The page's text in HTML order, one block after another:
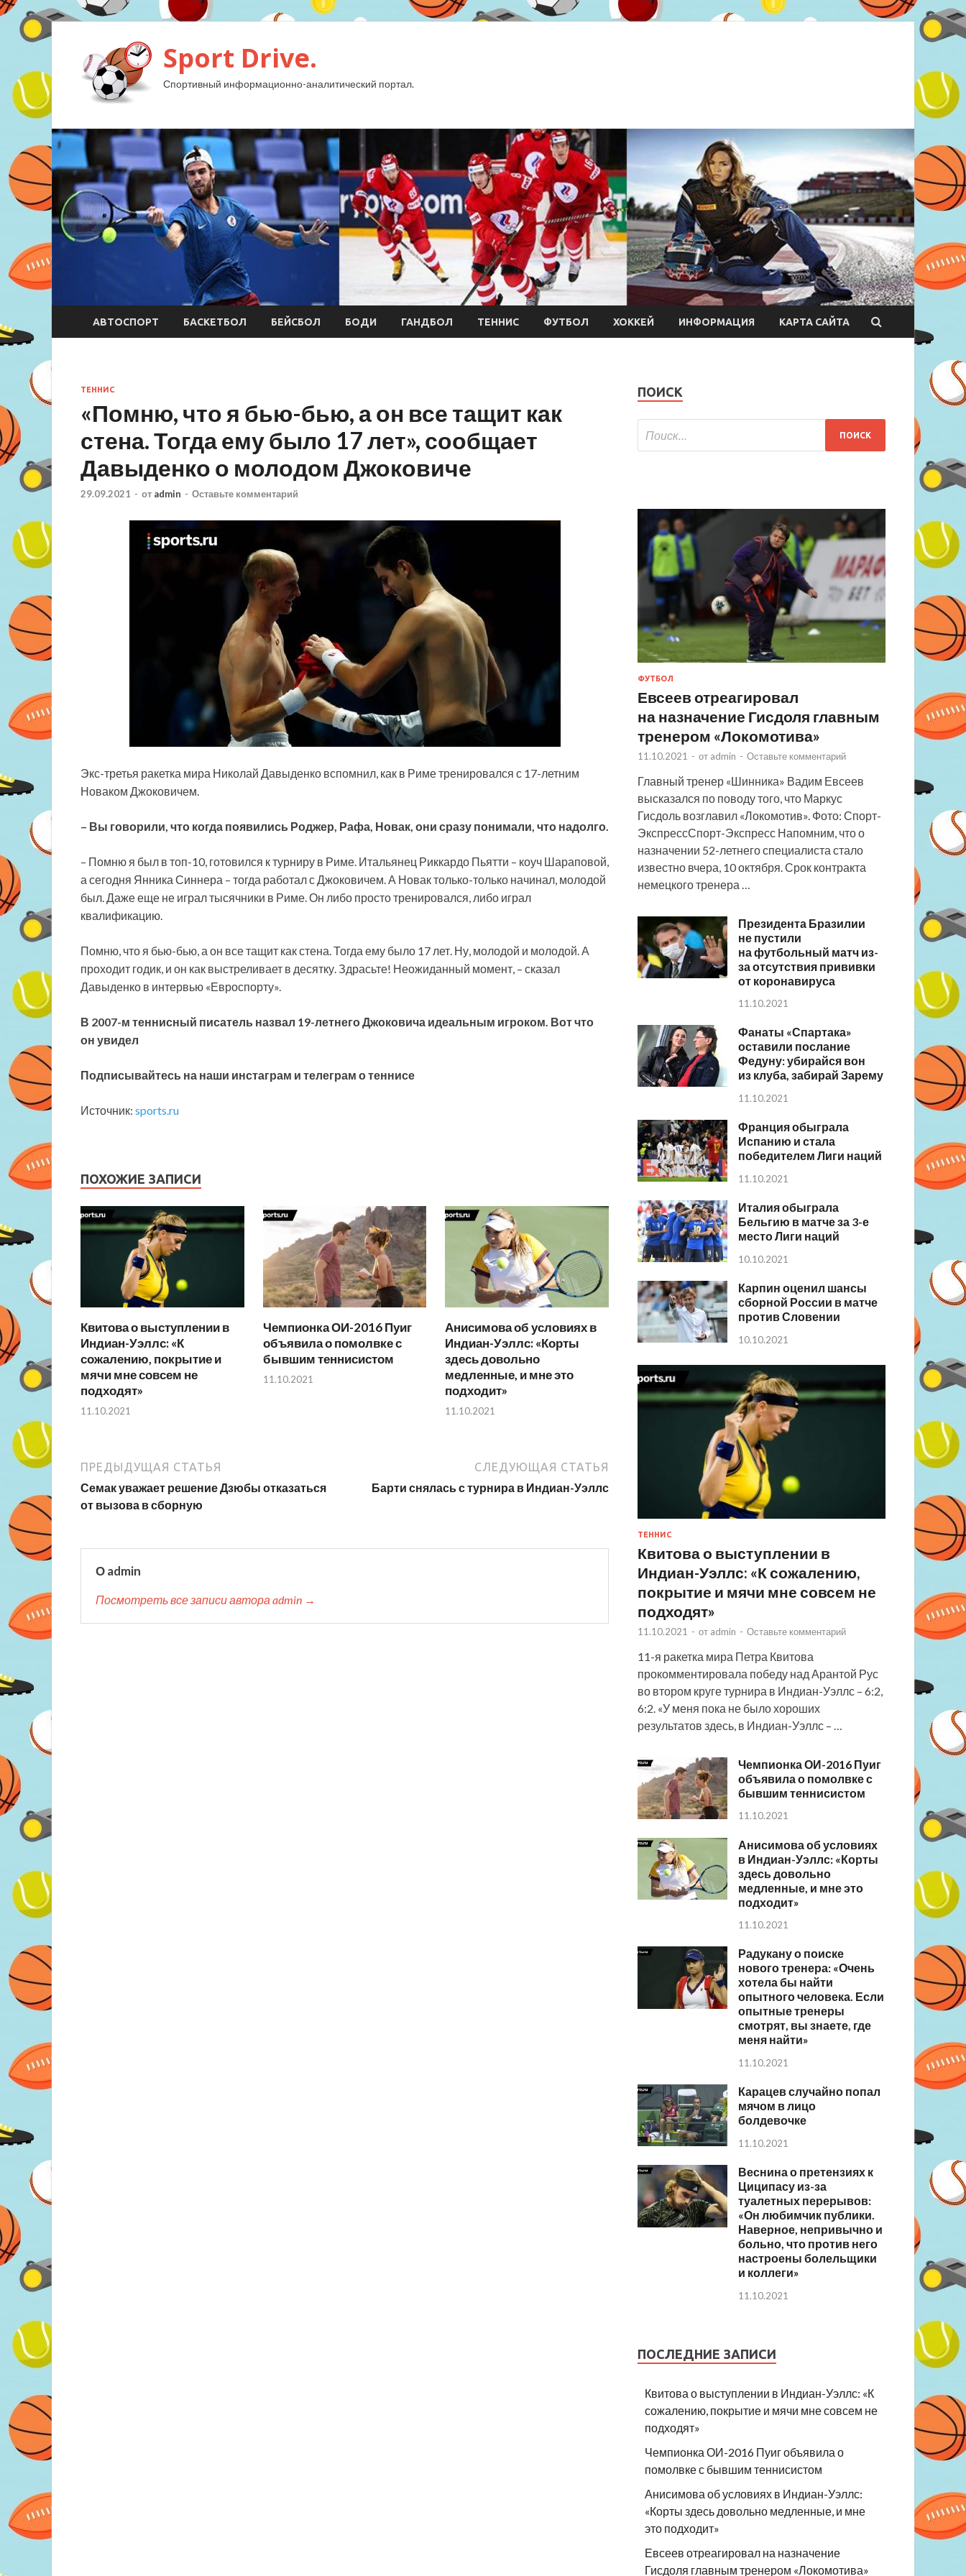
Sport Drive.
Спортивный информационно-аналитический портал.
АВТОСПОРТ БАСКЕТБОЛ БЕЙСБОЛ БОДИ ГАНДБОЛ ТЕННИС ФУТБОЛ ХОККЕЙ ИНФОРМАЦИЯ КАРТА САЙТА
ТЕННИС
«Помню, что я бью-бью, а он все тащит как
стена. Тогда ему было 17 лет», сообщает
Давыденко о молодом Джоковиче
29.09.2021 - от admin - Оставьте комментарий
Экс-третья ракетка мира Николай Давыденко вспомнил, как в Риме тренировался с 17-летним
Новаком Джоковичем.
– Вы говорили, что когда появились Роджер, Рафа, Новак, они сразу понимали, что надолго.
– Помню я был в топ-10, готовился к турниру в Риме. Итальянец Риккардо Пьятти – коуч Шараповой,
а сегодня Янника Синнера – тогда работал с Джоковичем. А Новак только-только начинал, молодой
был. Даже еще не играл тысячники в Риме. Он либо просто тренировался, либо играл
квалификацию.
Помню, что я бью-бью, а он все тащит как стена. Тогда ему было 17 лет. Ну, молодой и молодой. А
проходит годик, и он как выстреливает в десятку. Здрасьте! Неожиданный момент, – сказал
Давыденко в интервью «Евроспорту».
В 2007-м теннисный писатель назвал 19-летнего Джоковича идеальным игроком. Вот что
он увидел
Подписывайтесь на наши инстаграм и телеграм о теннисе
Источник: sports.ru
ПОХОЖИЕ ЗАПИСИ
Квитова о выступлении в
Индиан-Уэллс: «К
сожалению, покрытие и
мячи мне совсем не
подходят»
11.10.2021
Чемпионка ОИ-2016 Пуиг
объявила о помолвке с
бывшим теннисистом
11.10.2021
Анисимова об условиях в
Индиан-Уэллс: «Корты
здесь довольно
медленные, и мне это
подходит»
11.10.2021
ПРЕДЫДУЩАЯ СТАТЬЯ
Семак уважает решение Дзюбы отказаться
от вызова в сборную
СЛЕДУЮЩАЯ СТАТЬЯ
Барти снялась с турнира в Индиан-Уэллс
О admin
Посмотреть все записи автора admin →
ПОИСК
ФУТБОЛ
Евсеев отреагировал
на назначение Гисдоля главным
тренером «Локомотива»
11.10.2021 - от admin - Оставьте комментарий
Главный тренер «Шинника» Вадим Евсеев
высказался по поводу того, что Маркус
Гисдоль возглавил «Локомотив». Фото: Спорт-
ЭкспрессСпорт-Экспресс Напомним, что о
назначении 52-летнего специалиста стало
известно вчера, 10 октября. Срок контракта
немецкого тренера …
Президента Бразилии
не пустили
на футбольный матч из-
за отсутствия прививки
от коронавируса
11.10.2021
Фанаты «Спартака»
оставили послание
Федуну: убирайся вон
из клуба, забирай Зарему
11.10.2021
Франция обыграла
Испанию и стала
победителем Лиги наций
11.10.2021
Италия обыграла
Бельгию в матче за 3-е
место Лиги наций
10.10.2021
Карпин оценил шансы
сборной России в матче
против Словении
10.10.2021
ТЕННИС
Квитова о выступлении в
Индиан-Уэллс: «К сожалению,
покрытие и мячи мне совсем не
подходят»
11.10.2021 - от admin - Оставьте комментарий
11-я ракетка мира Петра Квитова
прокомментировала победу над Арантой Рус
во втором круге турнира в Индиан-Уэллс – 6:2,
6:2. «У меня пока не было хороших
результатов здесь, в Индиан-Уэллс – …
Чемпионка ОИ-2016 Пуиг
объявила о помолвке с
бывшим теннисистом
11.10.2021
Анисимова об условиях
в Индиан-Уэллс: «Корты
здесь довольно
медленные, и мне это
подходит»
11.10.2021
Радукану о поиске
нового тренера: «Очень
хотела бы найти
опытного человека. Если
опытные тренеры
смотрят, вы знаете, где
меня найти»
11.10.2021
Карацев случайно попал
мячом в лицо
болдевочке
11.10.2021
Веснина о претензиях к
Циципасу из-за
туалетных перерывов:
«Он любимчик публики.
Наверное, непривычно и
больно, что против него
настроены болельщики
и коллеги»
11.10.2021
ПОСЛЕДНИЕ ЗАПИСИ
Квитова о выступлении в Индиан-Уэллс: «К
сожалению, покрытие и мячи мне совсем не
подходят»
Чемпионка ОИ-2016 Пуиг объявила о
помолвке с бывшим теннисистом
Анисимова об условиях в Индиан-Уэллс:
«Корты здесь довольно медленные, и мне
это подходит»
Евсеев отреагировал на назначение
Гисдоля главным тренером «Локомотива»